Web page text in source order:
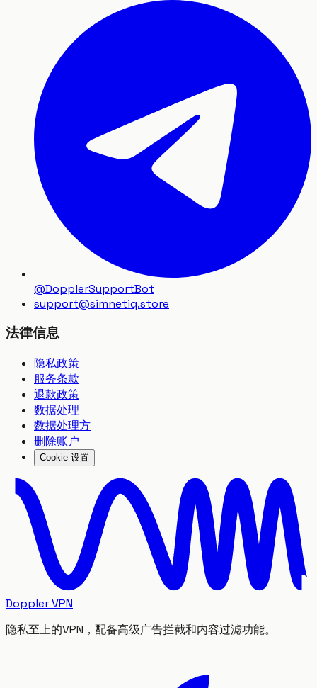
@DopplerSupportBot
support@simnetiq.store
法律信息
隐私政策
服务条款
退款政策
数据处理
数据处理方
删除账户
Cookie 设置
Doppler VPN
隐私至上的VPN，配备高级广告拦截和内容过滤功能。